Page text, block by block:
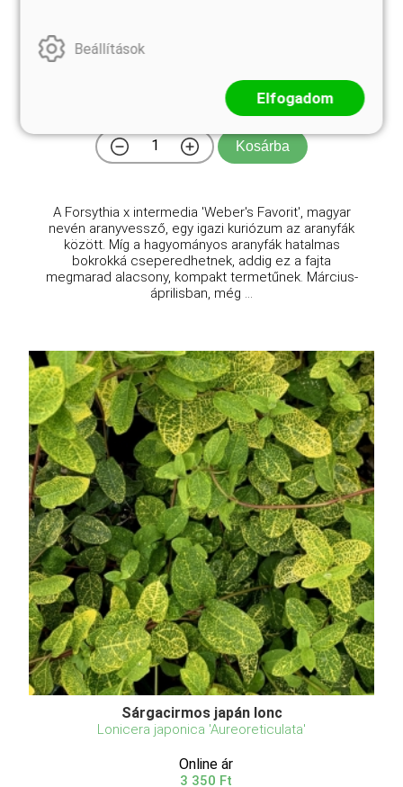
Weber's Favorit pompás aranyfa, aranyvessző
Online ár
2 950 Ft
Kosárba
A Forsythia x intermedia 'Weber's Favorit', magyar
nevén aranyvessző, egy igazi kuriózum az aranyfák
között. Míg a hagyományos aranyfák hatalmas
bokrokká cseperedhetnek, addig ez a fajta
megmarad alacsony, kompakt termetűnek. Március-
áprilisban, még ...
Sárgacirmos japán lonc
Lonicera japonica 'Aureoreticulata'
Online ár
3 350 Ft
Beállítások
Elfogadom